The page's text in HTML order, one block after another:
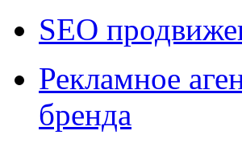
SEO
Рекламное
бренда